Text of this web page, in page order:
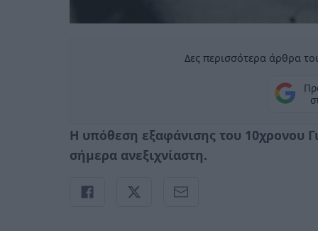
Δες περισσότερα άρθρα
Η υπόθεση εξαφάνισης του 10χρονου
σήμερα ανεξιχνίαστη.